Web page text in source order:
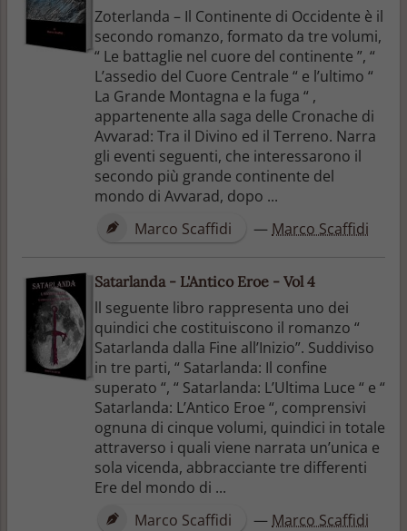
Zoterlanda – Il Continente di Occidente è il
secondo romanzo, formato da tre volumi,
“ Le battaglie nel cuore del continente ”, “
L’assedio del Cuore Centrale “ e l’ultimo “
La Grande Montagna e la fuga “ ,
appartenente alla saga delle Cronache di
Avvarad: Tra il Divino ed il Terreno. Narra
gli eventi seguenti, che interessarono il
secondo più grande continente del
mondo di Avvarad, dopo ...
Marco Scaffidi
— Marco Scaffidi
Satarlanda - L'Antico Eroe - Vol 4
ll seguente libro rappresenta uno dei
quindici che costituiscono il romanzo “
Satarlanda dalla Fine all’Inizio”. Suddiviso
in tre parti, “ Satarlanda: Il confine
superato “, “ Satarlanda: L’Ultima Luce “ e “
Satarlanda: L’Antico Eroe “, comprensivi
ognuna di cinque volumi, quindici in totale
attraverso i quali viene narrata un’unica e
sola vicenda, abbracciante tre differenti
Ere del mondo di ...
Marco Scaffidi
— Marco Scaffidi